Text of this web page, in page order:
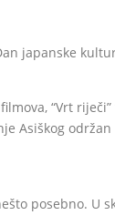
japanske
“Vrt riječi”
Asiškog
posebno. U